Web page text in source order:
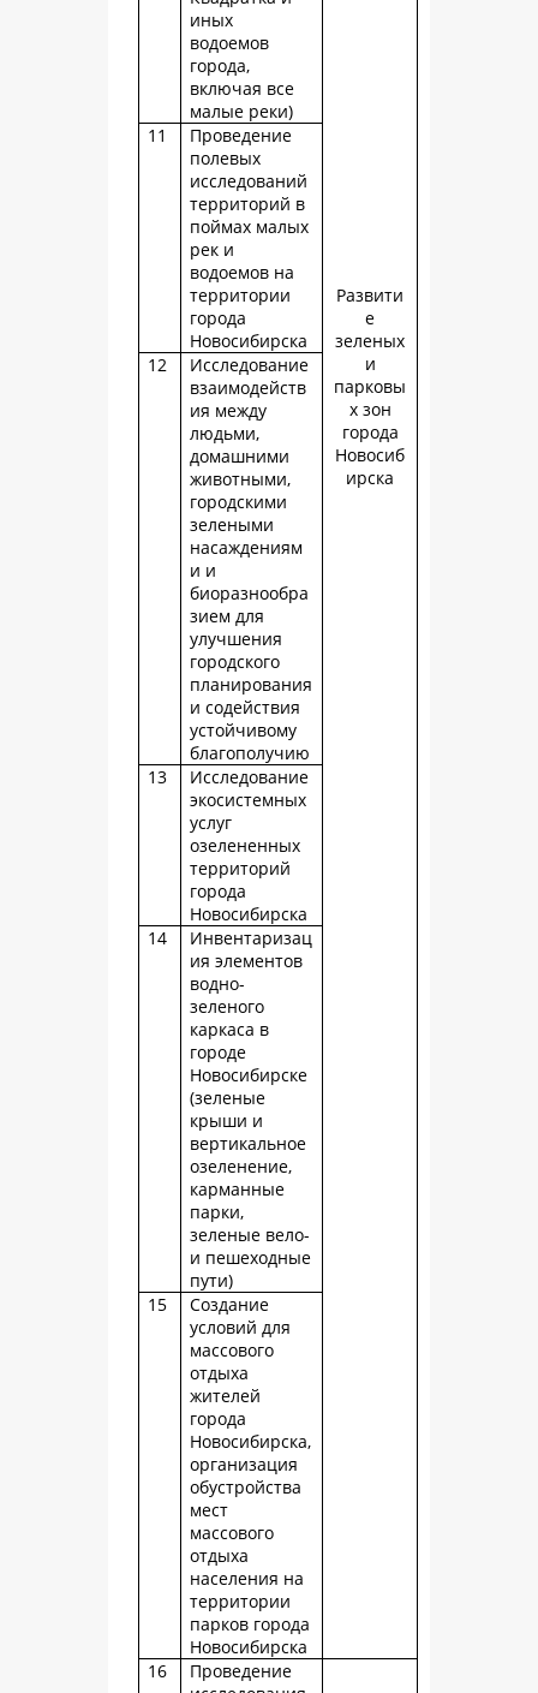
Развити
е
зеленых
и
парковы
х зон
города
Новосиб
ирска
иных
водоемов
города,
включая все
малые реки)
11
Проведение
полевых
исследований
территорий в
поймах малых
рек и
водоемов на
территории
города
Новосибирска
12
Исследование
взаимодейств
ия между
людьми,
домашними
животными,
городскими
зелеными
насаждениям
и и
биоразнообра
зием для
улучшения
городского
планирования
и содействия
устойчивому
благополучию
13
Исследование
экосистемных
услуг
озелененных
территорий
города
Новосибирска
14
Инвентаризац
ия элементов
водно-
зеленого
каркаса в
городе
Новосибирске
(зеленые
крыши и
вертикальное
озеленение,
карманные
парки,
зеленые вело-
и пешеходные
пути)
15
Создание
условий для
массового
отдыха
жителей
города
Новосибирска,
организация
обустройства
мест
массового
отдыха
населения на
территории
парков города
Новосибирска
16
Проведение